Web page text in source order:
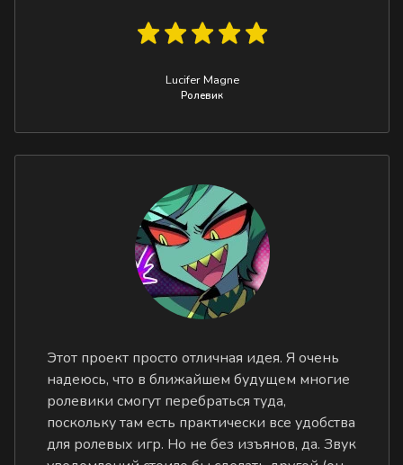
Lucifer Magne
Ролевик
Этот проект просто отличная идея. Я очень
надеюсь, что в ближайшем будущем многие
ролевики смогут перебраться туда,
поскольку там есть практически все удобства
для ролевых игр. Но не без изъянов, да. Звук